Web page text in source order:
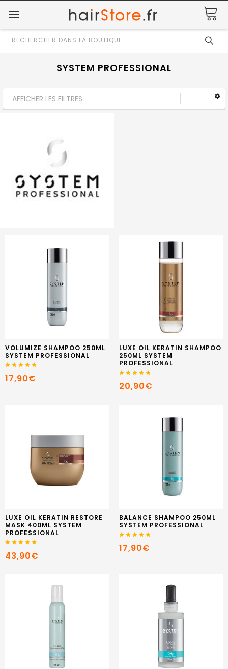
Rechercher
SYSTEM PROFESSIONAL
AFFICHER LES FILTRES
VOLUMIZE SHAMPOO 250ML
SYSTEM PROFESSIONAL
17,90€
LUXE OIL KERATIN SHAMPOO
250ML SYSTEM
PROFESSIONAL
20,90€
LUXE OIL KERATIN RESTORE
MASK 400ML SYSTEM
PROFESSIONAL
43,90€
BALANCE SHAMPOO 250ML
SYSTEM PROFESSIONAL
17,90€